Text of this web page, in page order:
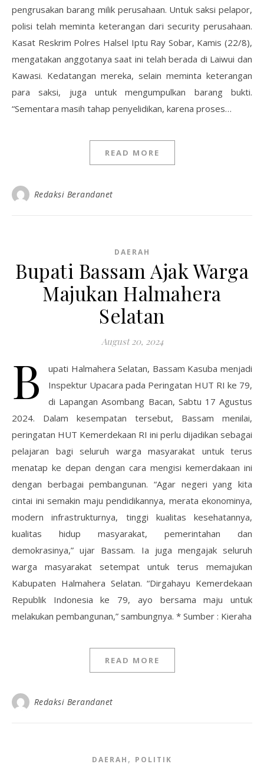
pengrusakan barang milik perusahaan. Untuk saksi pelapor,
polisi telah meminta keterangan dari security perusahaan.
Kasat Reskrim Polres Halsel Iptu Ray Sobar, Kamis (22/8),
mengatakan anggotanya saat ini telah berada di Laiwui dan
Kawasi. Kedatangan mereka, selain meminta keterangan
para saksi, juga untuk mengumpulkan barang bukti.
“Sementara masih tahap penyelidikan, karena proses…
READ MORE
Redaksi Berandanet
DAERAH
Bupati Bassam Ajak Warga
Majukan Halmahera
Selatan
August 20, 2024
B
upati Halmahera Selatan, Bassam Kasuba menjadi
Inspektur Upacara pada Peringatan HUT RI ke 79,
di Lapangan Asombang Bacan, Sabtu 17 Agustus
2024. Dalam kesempatan tersebut, Bassam menilai,
peringatan HUT Kemerdekaan RI ini perlu dijadikan sebagai
pelajaran bagi seluruh warga masyarakat untuk terus
menatap ke depan dengan cara mengisi kemerdakaan ini
dengan berbagai pembangunan. “Agar negeri yang kita
cintai ini semakin maju pendidikannya, merata ekonominya,
modern infrastrukturnya, tinggi kualitas kesehatannya,
kualitas hidup masyarakat, pemerintahan dan
demokrasinya,” ujar Bassam. Ia juga mengajak seluruh
warga masyarakat setempat untuk terus memajukan
Kabupaten Halmahera Selatan. “Dirgahayu Kemerdekaan
Republik Indonesia ke 79, ayo bersama maju untuk
melakukan pembangunan,” sambungnya. * Sumber : Kieraha
READ MORE
Redaksi Berandanet
DAERAH , POLITIK